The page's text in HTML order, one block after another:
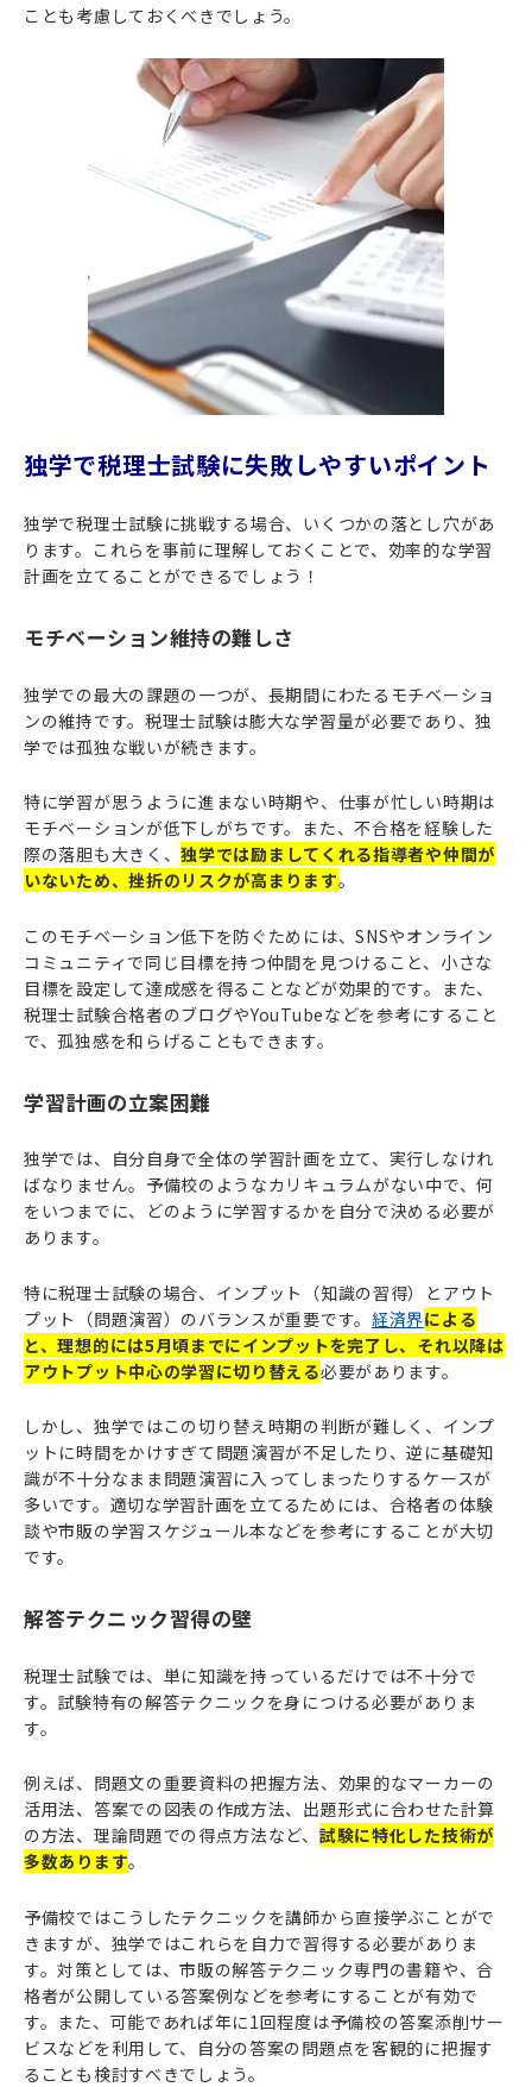
ことも考慮しておくべきでしょう。
独学で税理士試験に失敗しやすいポイント
独学で税理士試験に挑戦する場合、いくつかの落とし穴があ
ります。これらを事前に理解しておくことで、効率的な学習
計画を立てることができるでしょう！
モチベーション維持の難しさ
独学での最大の課題の一つが、長期間にわたるモチベーショ
ンの維持です。税理士試験は膨大な学習量が必要であり、独
学では孤独な戦いが続きます。
特に学習が思うように進まない時期や、仕事が忙しい時期は
モチベーションが低下しがちです。また、不合格を経験した
際の落胆も大きく、独学では励ましてくれる指導者や仲間が
いないため、挫折のリスクが高まります。
このモチベーション低下を防ぐためには、SNSやオンライン
コミュニティで同じ目標を持つ仲間を見つけること、小さな
目標を設定して達成感を得ることなどが効果的です。また、
税理士試験合格者のブログやYouTubeなどを参考にすること
で、孤独感を和らげることもできます。
学習計画の立案困難
独学では、自分自身で全体の学習計画を立て、実行しなけれ
ばなりません。予備校のようなカリキュラムがない中で、何
をいつまでに、どのように学習するかを自分で決める必要が
あります。
特に税理士試験の場合、インプット（知識の習得）とアウト
プット（問題演習）のバランスが重要です。 経済界による
と、理想的には5月頃までにインプットを完了し、それ以降は
アウトプット中心の学習に切り替える必要があります。
しかし、独学ではこの切り替え時期の判断が難しく、インプ
ットに時間をかけすぎて問題演習が不足したり、逆に基礎知
識が不十分なまま問題演習に入ってしまったりするケースが
多いです。適切な学習計画を立てるためには、合格者の体験
談や市販の学習スケジュール本などを参考にすることが大切
です。
解答テクニック習得の壁
税理士試験では、単に知識を持っているだけでは不十分で
す。試験特有の解答テクニックを身につける必要がありま
す。
例えば、問題文の重要資料の把握方法、効果的なマーカーの
活用法、答案での図表の作成方法、出題形式に合わせた計算
の方法、理論問題での得点方法など、 試験に特化した技術が
多数あります。
予備校ではこうしたテクニックを講師から直接学ぶことがで
きますが、独学ではこれらを自力で習得する必要がありま
す。対策としては、市販の解答テクニック専門の書籍や、合
格者が公開している答案例などを参考にすることが有効で
す。また、可能であれば年に1回程度は予備校の答案添削サー
ビスなどを利用して、自分の答案の問題点を客観的に把握す
ることも検討すべきでしょう。